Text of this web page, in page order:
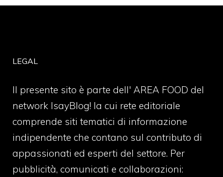
LEGAL
Il presente sito è parte dell' AREA FOOD del
network IsayBlog! la cui rete editoriale
comprende siti tematici di informazione
indipendente che contano sul contributo di
appassionati ed esperti del settore. Per
pubblicità, comunicati e collaborazioni: